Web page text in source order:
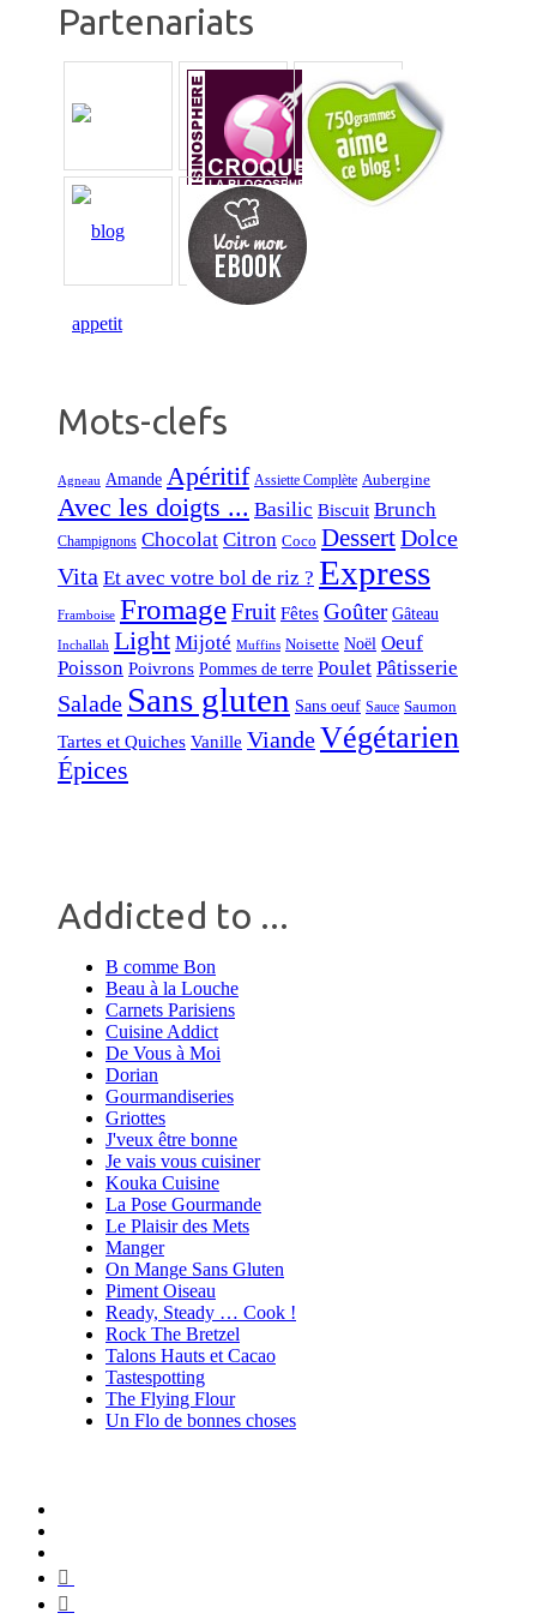
Partenariats
Mots-clefs
Agneau Amande Apéritif Assiette Complète Aubergine
Avec les doigts ... Basilic Biscuit Brunch
Champignons Chocolat Citron Coco DessertDolce
Vita Et avec votre bol de riz ? Express
Framboise FromageFruit Fêtes Goûter Gâteau
Inchallah Light Mijoté Muffins Noisette Noël Oeuf
Poisson Poivrons Pommes de terre Poulet Pâtisserie
Salade Sans gluten Sans oeuf Sauce Saumon
Tartes et Quiches Vanille ViandeVégétarien
Épices
Addicted to ...
B comme Bon
Beau à la Louche
Carnets Parisiens
Cuisine Addict
De Vous à Moi
Dorian
Gourmandiseries
Griottes
J'veux être bonne
Je vais vous cuisiner
Kouka Cuisine
La Pose Gourmande
Le Plaisir des Mets
Manger
On Mange Sans Gluten
Piment Oiseau
Ready, Steady … Cook !
Rock The Bretzel
Talons Hauts et Cacao
Tastespotting
The Flying Flour
Un Flo de bonnes choses